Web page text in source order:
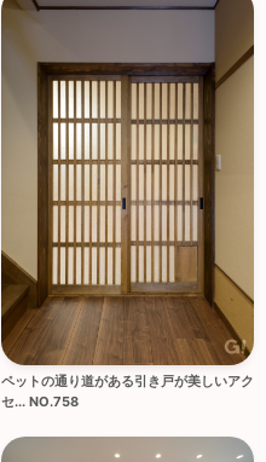
ペットの通り道がある引き戸が美しいアク
セ... NO.758